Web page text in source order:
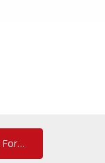
Zu den Kommentaren (1) im Forum